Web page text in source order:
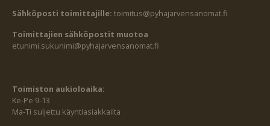
Sähköposti toimittajille: toimitus@pyhajarvensanomat.fi
Toimittajien sähköpostit muotoa
etunimi.sukunimi@pyhajarvensanomat.fi
Toimiston aukioloaika:
Ke-Pe 9-13
Ma-Ti suljettu käyntiasiakkailta